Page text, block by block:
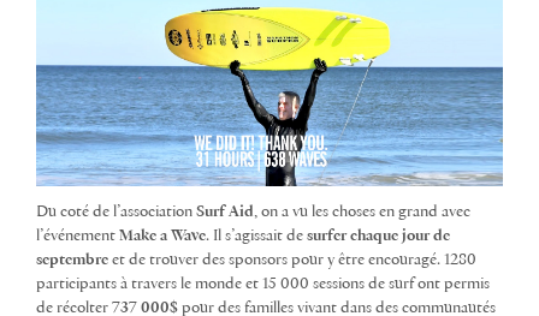
Du coté de l’association Surf Aid
, on a vu les choses en grand avec
l’événement Make a Wave. Il s’agissait de surfer chaque jour de
septembre et de trouver des sponsors pour y être encouragé. 1280
participants à travers le monde et 15 000 sessions de surf ont permis
de récolter 737 000$ pour des familles vivant dans des communautés